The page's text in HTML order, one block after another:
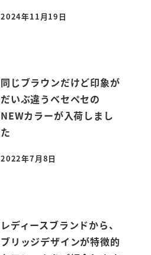
投稿日
2024年11月19日
同じブラウンだけど印象が
だいぶ違うベセペセの
NEWカラーが入荷しまし
た
投稿日
2022年7月8日
レディースブランドから、
ブリッジデザインが特徴的